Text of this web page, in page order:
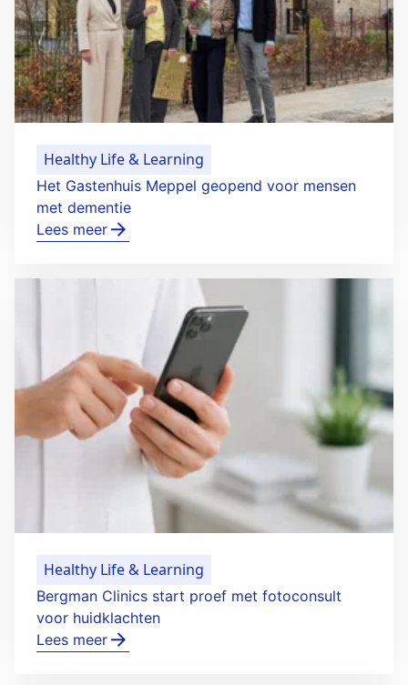
Healthy Life & Learning
Het Gastenhuis Meppel geopend voor mensen
met dementie
Lees meer
Healthy Life & Learning
Bergman Clinics start proef met fotoconsult
voor huidklachten
Lees meer